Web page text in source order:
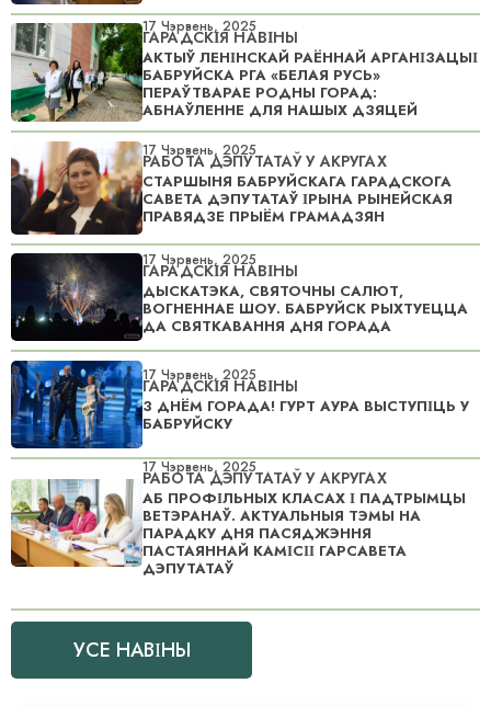
17 Чэрвень, 2025
ГАРАДСКІЯ НАВІНЫ
АКТЫЎ ЛЕНІНСКАЙ РАЁННАЙ АРГАНІЗАЦЫІ
БАБРУЙСКА РГА «БЕЛАЯ РУСЬ»
ПЕРАЎТВАРАЕ РОДНЫ ГОРАД:
АБНАЎЛЕННЕ ДЛЯ НАШЫХ ДЗЯЦЕЙ
17 Чэрвень, 2025
РАБОТА ДЭПУТАТАЎ У АКРУГАХ
СТАРШЫНЯ БАБРУЙСКАГА ГАРАДСКОГА
САВЕТА ДЭПУТАТАЎ ІРЫНА РЫНЕЙСКАЯ
ПРАВЯДЗЕ ПРЫЁМ ГРАМАДЗЯН
17 Чэрвень, 2025
ГАРАДСКІЯ НАВІНЫ
ДЫСКАТЭКА, СВЯТОЧНЫ САЛЮТ,
ВОГНЕННАЕ ШОУ. БАБРУЙСК РЫХТУЕЦЦА
ДА СВЯТКАВАННЯ ДНЯ ГОРАДА
17 Чэрвень, 2025
ГАРАДСКІЯ НАВІНЫ
З ДНЁМ ГОРАДА! ГУРТ АУРА ВЫСТУПІЦЬ У
БАБРУЙСКУ
17 Чэрвень, 2025
РАБОТА ДЭПУТАТАЎ У АКРУГАХ
АБ ПРОФІЛЬНЫХ КЛАСАХ І ПАДТРЫМЦЫ
ВЕТЭРАНАЎ. АКТУАЛЬНЫЯ ТЭМЫ НА
ПАРАДКУ ДНЯ ПАСЯДЖЭННЯ
ПАСТАЯННАЙ КАМІСІІ ГАРСАВЕТА
ДЭПУТАТАЎ
УСЕ НАВІНЫ